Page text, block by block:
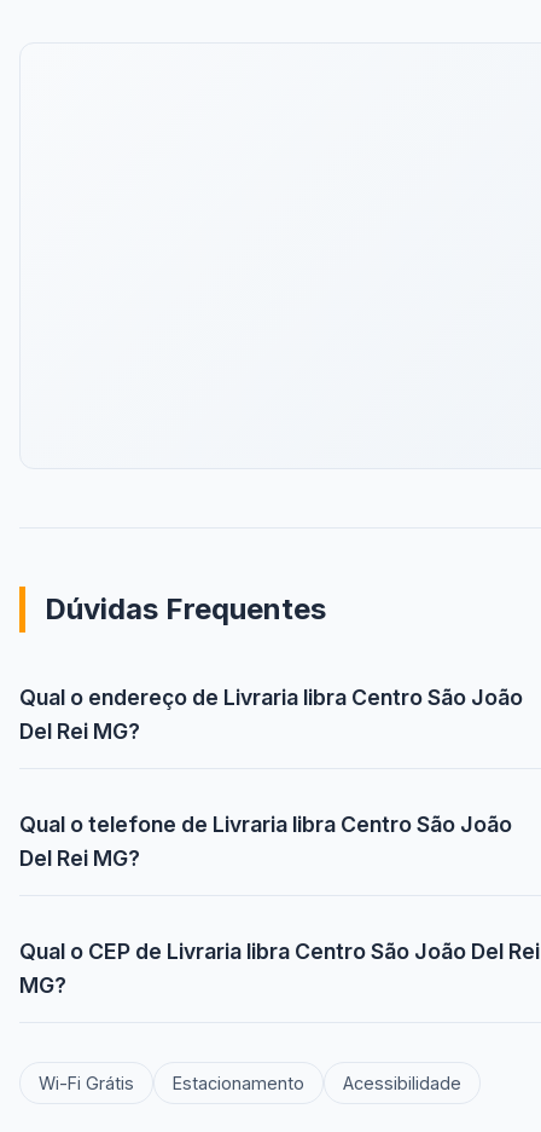
Dúvidas Frequentes
Qual o endereço de Livraria libra Centro São João
Del Rei MG?
Qual o telefone de Livraria libra Centro São João
Del Rei MG?
Qual o CEP de Livraria libra Centro São João Del Rei
MG?
Wi-Fi Grátis Estacionamento Acessibilidade